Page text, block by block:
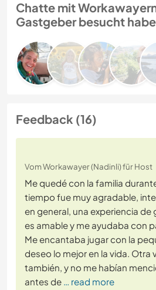
Chatte mit
Gastgeber besucht
Feedback (16)
Vom Workawayer (Nadinli) für Host
Me quedé con la familia
tiempo fue muy agradable,
en general, una experiencia de
es amable y me ayudaba con
Me encantaba jugar con la
deseo lo mejor en la vida. Otra
también, y no me habían
antes de … read more